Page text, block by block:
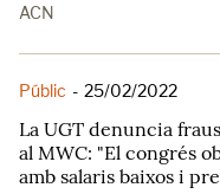
ACN
Públic - 25/02/2022
La UGT denuncia
al MWC: "El congrés
amb salaris baixos i